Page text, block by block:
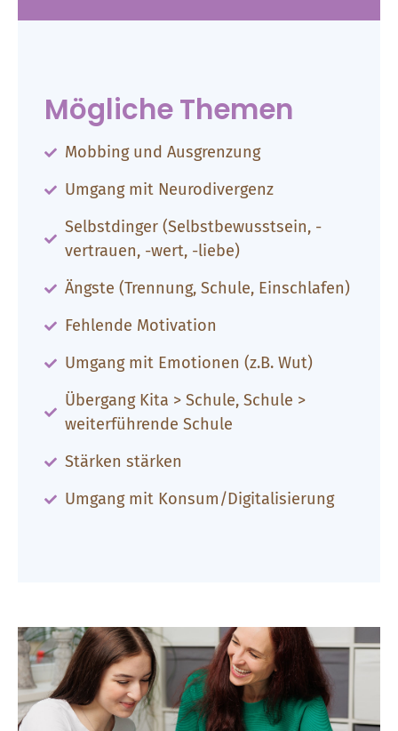
Mögliche Themen
Mobbing und Ausgrenzung
Umgang mit Neurodivergenz
Selbstdinger (Selbstbewusstsein, -
vertrauen, -wert, -liebe)
Ängste (Trennung, Schule, Einschlafen)
Fehlende Motivation
Umgang mit Emotionen (z.B. Wut)
Übergang Kita > Schule, Schule >
weiterführende Schule
Stärken stärken
Umgang mit Konsum/Digitalisierung​